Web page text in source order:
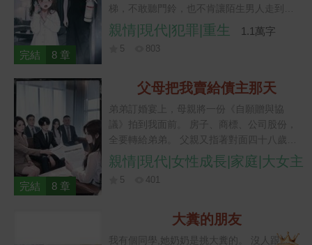
完結 8 章
梯，不敢聽門鈴，也不肯讓陌生男人走到她
身後。 四年後，她從康復中心的六樓跳了下
去。 媽媽病倒，爸爸在追責的路上出了車
禍。最後只剩我一個人，抱著姐姐沒來得及
來時，我回到了八歲那晚。 姐姐正彎腰穿
機，先按了三個數字。 「警察叔叔，我姐姐
快要失蹤了。」
親情|現代|犯罪|重生 1.1萬字
5 803
完結 8 章
父母把我賣給債主那天
弟弟訂婚宴上，母親將一份《自願贈與協
議》拍到我面前。 房子、商標、公司股份，
全要轉給弟弟。 父親又指著對面四十八歲的
經銷商：“羅總願意出五百萬娶你，正好替你
弟填賬。” 我不肯籤，弟弟當眾摔了杯子。
“姐，你欠我一條命，也該還了。” 我看著這
戶。” “從今天起，誰偷的錢，誰自己還。”
親情|現代|女性成長|家庭|大女主
5 401
大糞的朋友
我有個同學,她奶奶是挑大糞的。 沒人跟她